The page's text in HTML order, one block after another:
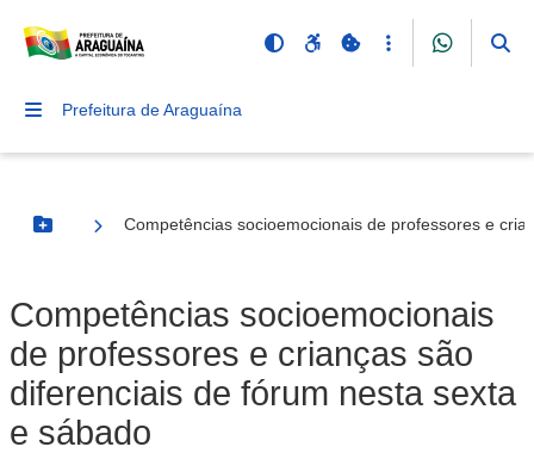
Prefeitura de Araguaína
Botão Menu
Competências socioemocionais de professores e
Competências socioemocionais
de professores e crianças são
diferenciais de fórum nesta sexta
e sábado